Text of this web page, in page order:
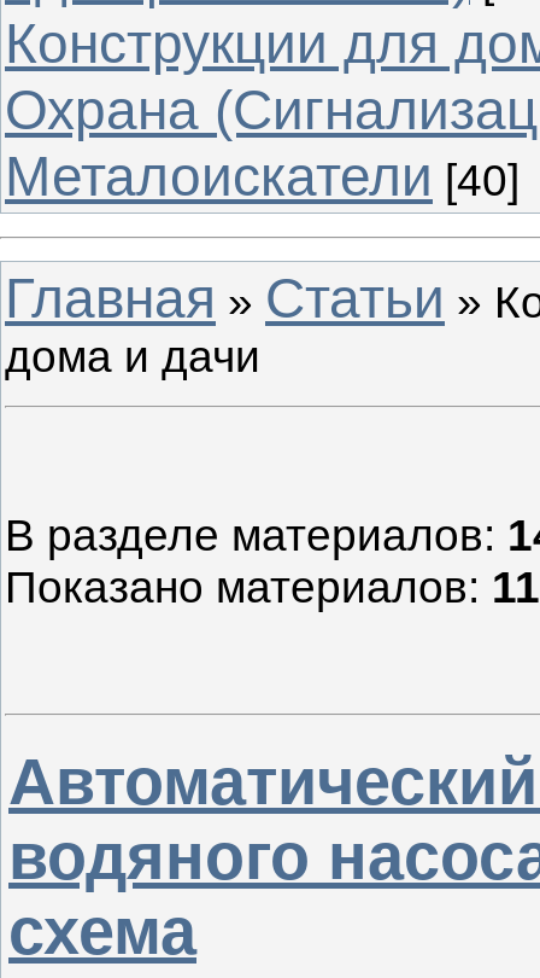
Конструкции для
Охрана
Металоискатели [40]
Главная » Статьи »
дома и дачи
В разделе материалов:
Показано материалов:
водяного
схема